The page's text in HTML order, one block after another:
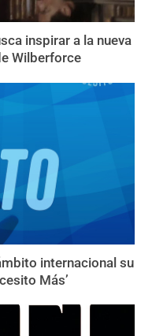
inspirar a la nueva
Wilberforce
internacional su
Más’